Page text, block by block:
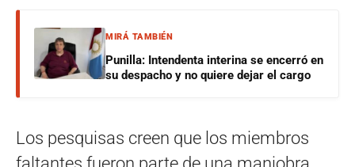
MIRÁ TAMBIÉN
Punilla: Intendenta interina se encerró en
su despacho y no quiere dejar el cargo
Los pesquisas creen que los miembros